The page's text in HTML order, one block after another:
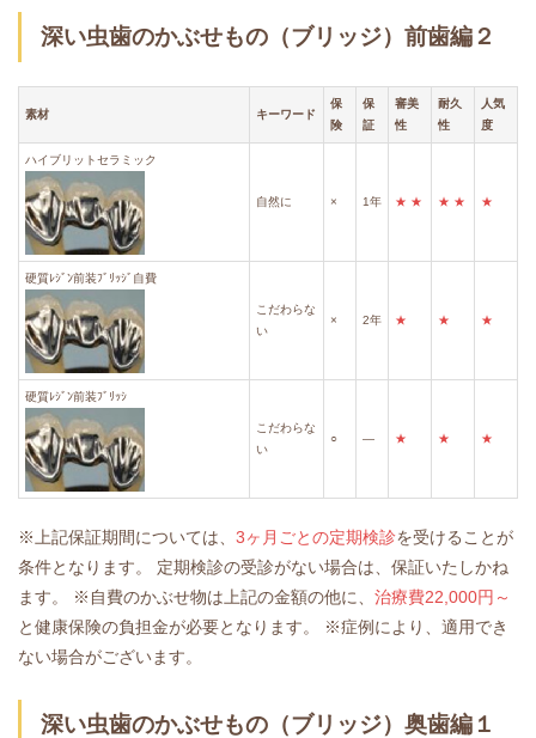
深い虫歯のかぶせもの（ブリッジ）前歯編２
素材 キーワード
保
険
保
証
審美
性
耐久
性
人気
度
ハイブリットセラミック
自然に × 1年 ★ ★ ★ ★ ★
硬質ﾚｼﾞﾝ前装ﾌﾞﾘｯｼﾞ自費
こだわらな
い
× 2年 ★ ★ ★
硬質ﾚｼﾞﾝ前装ﾌﾞﾘｯｼ
こだわらな
い
○ ― ★ ★ ★
※上記保証期間については、 3ヶ月ごとの定期検診を受けることが
条件となります。
定期検診の受診がない場合は、保証いたしかね
ます。
※自費のかぶせ物は上記の金額の他に、 治療費22,000円～
と健康保険の負担金が必要となります。
※症例により、適用でき
ない場合がございます。
深い虫歯のかぶせもの（ブリッジ）奥歯編１